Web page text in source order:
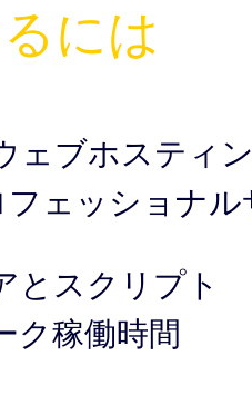
には
ェブホスティ
ェッショナル
とスクリプト
ク稼働時間